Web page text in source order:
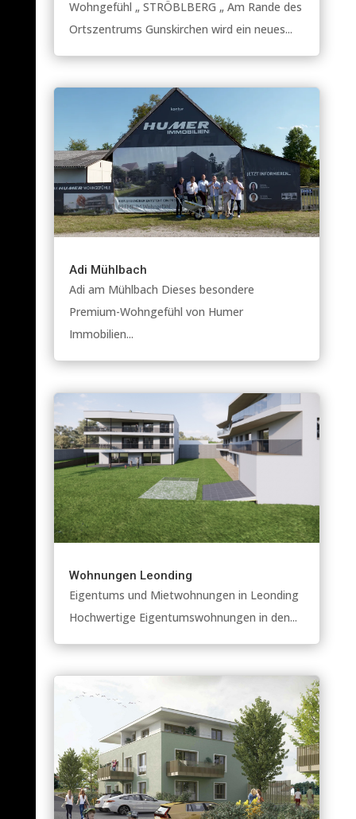
Wohngefühl „ STRÖBLBERG „ Am Rande des
Ortszentrums Gunskirchen wird ein neues...
Adi Mühlbach
Adi am Mühlbach Dieses besondere
Premium-Wohngefühl von Humer
Immobilien...
Wohnungen Leonding
Eigentums und Mietwohnungen in Leonding
Hochwertige Eigentumswohnungen in den...